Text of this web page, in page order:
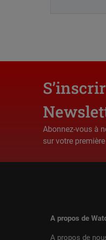
Abonnez-vous à
sur votre
A propos de
A propos de